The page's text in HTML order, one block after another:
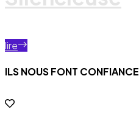
lire
ILS NOUS FONT CONFIANCE